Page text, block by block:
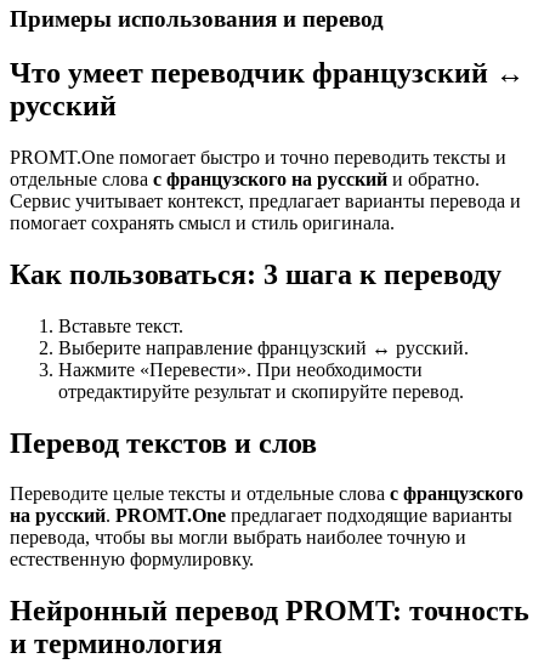
Примеры использования и перевод
Что умеет переводчик французский ↔
русский
PROMT.One помогает быстро и точно переводить тексты и
отдельные слова с французского на русский и обратно.
Сервис учитывает контекст, предлагает варианты перевода и
помогает сохранять смысл и стиль оригинала.
Как пользоваться: 3 шага к переводу
Вставьте текст.
Выберите направление французский ↔ русский.
Нажмите «Перевести». При необходимости
отредактируйте результат и скопируйте перевод.
Перевод текстов и слов
Переводите целые тексты и отдельные слова с французского
на русский. PROMT.One предлагает подходящие варианты
перевода, чтобы вы могли выбрать наиболее точную и
естественную формулировку.
Нейронный перевод PROMT: точность
и терминология